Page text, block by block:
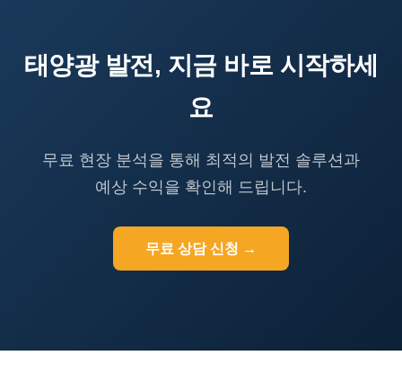
태양광 발전, 지금 바로 시작하세
요
무료 현장 분석을 통해 최적의 발전 솔루션과
예상 수익을 확인해 드립니다.
무료 상담 신청 →